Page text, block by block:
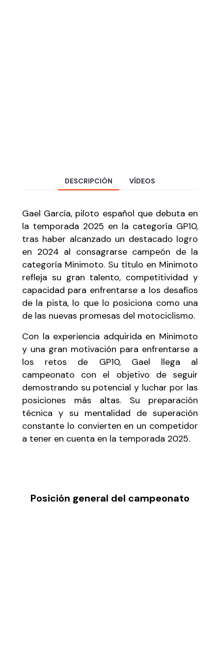
DESCRIPCIÓN VÍDEOS
Gael García, piloto español que debuta en
la temporada 2025 en la categoría GP10,
tras haber alcanzado un destacado logro
en 2024 al consagrarse campeón de la
categoría Minimoto. Su título en Minimoto
refleja su gran talento, competitividad y
capacidad para enfrentarse a los desafíos
de la pista, lo que lo posiciona como una
de las nuevas promesas del motociclismo.
Con la experiencia adquirida en Minimoto
y una gran motivación para enfrentarse a
los retos de GP10, Gael llega al
campeonato con el objetivo de seguir
demostrando su potencial y luchar por las
posiciones más altas. Su preparación
técnica y su mentalidad de superación
constante lo convierten en un competidor
a tener en cuenta en la temporada 2025.
Posición general del campeonato